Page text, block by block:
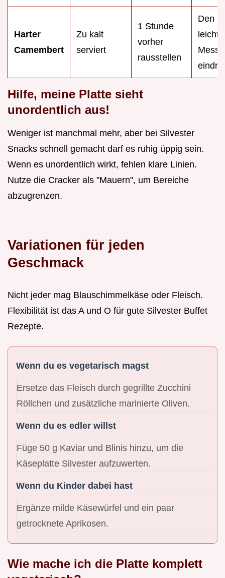
Harter
Camembert
Zu kalt
serviert
1 Stunde
vorher
rausstellen
Den
leicht
Hilfe, meine Platte sieht
unordentlich aus!
Weniger ist manchmal mehr, aber bei Silvester
Snacks schnell gemacht darf es ruhig üppig sein.
Wenn es unordentlich wirkt, fehlen klare Linien.
Nutze die Cracker als "Mauern", um Bereiche
abzugrenzen.
Variationen für jeden
Geschmack
Nicht jeder mag Blauschimmelkäse oder Fleisch.
Flexibilität ist das A und O für gute Silvester Buffet
Rezepte.
Wenn du es vegetarisch magst
Ersetze das Fleisch durch gegrillte Zucchini
Röllchen und zusätzliche marinierte Oliven.
Wenn du es edler willst
Füge 50 g Kaviar und Blinis hinzu, um die
Käseplatte Silvester aufzuwerten.
Wenn du Kinder dabei hast
Ergänze milde Käsewürfel und ein paar
getrocknete Aprikosen.
Wie mache ich die Platte komplett